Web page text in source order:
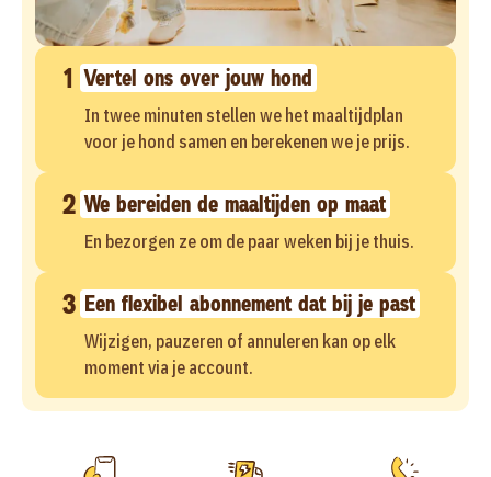
1 Vertel ons over jouw hond
In twee minuten stellen we het maaltijdplan
voor je hond samen en berekenen we je prijs.
2 We bereiden de maaltijden op maat
En bezorgen ze om de paar weken bij je thuis.
3 Een flexibel abonnement dat bij je past
Wijzigen, pauzeren of annuleren kan op elk
moment via je account.